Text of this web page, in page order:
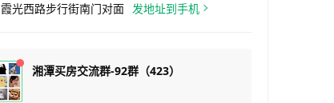
霞光西路步行街南门对面 发地址到手机
湘潭买房交流群-92群（423）